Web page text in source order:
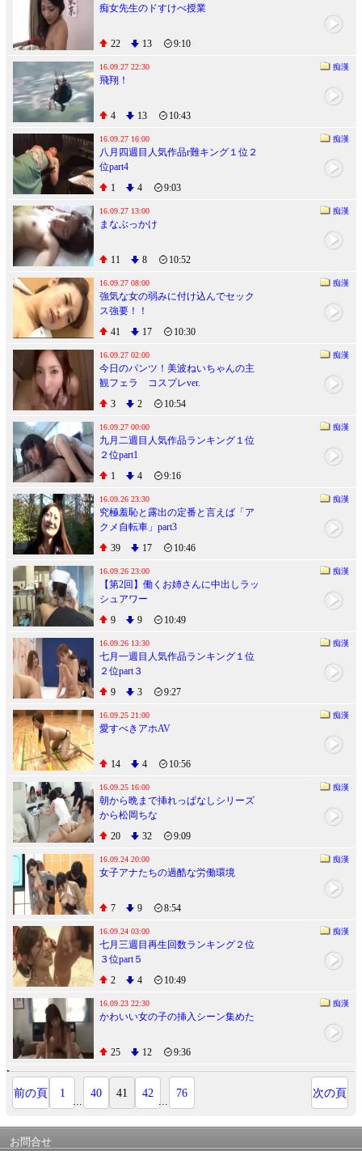
痴女先生のドすけべ授業
22 13 9:10
16.09.27 22:30 痴漢
飛翔！
4 13 10:43
16.09.27 16:00 痴漢
八月四週目人気作品r難キング１位２
位part4
1
4 9:03
16.09.27 13:00 痴漢
まなぶっかけ
11 8 10:52
16.09.27 08:00 痴漢
強気な女の弱みに付け込んでセック
ス強要！！
41
17 10:30
16.09.27 02:00 痴漢
今日のパンツ！美波ねいちゃんの主
観フェラ コスプレver.
3
2 10:54
16.09.27 00:00 痴漢
九月二週目人気作品ランキング１位
２位part1
1
4 9:16
16.09.26 23:30 痴漢
究極羞恥と露出の定番と言えば「ア
クメ自転車」part3
39
17 10:46
16.09.26 23:00 痴漢
【第2回】働くお姉さんに中出しラッ
シュアワー
9
9 10:49
16.09.26 13:30 痴漢
七月一週目人気作品ランキング１位
２位part３
9
3 9:27
16.09.25 21:00 痴漢
愛すべきアホAV
14 4 10:56
16.09.25 16:00 痴漢
朝から晩まで挿れっぱなしシリーズ
から松岡ちな
20
32 9:09
16.09.24 20:00 痴漢
女子アナたちの過酷な労働環境
7 9 8:54
16.09.24 03:00 痴漢
七月三週目再生回数ランキング２位
３位part５
2
4 10:49
16.09.23 22:30 痴漢
かわいい女の子の挿入シーン集めた
25 12 9:36
前の頁 1
...
40 41 42
...
76 次の頁
お問合せ